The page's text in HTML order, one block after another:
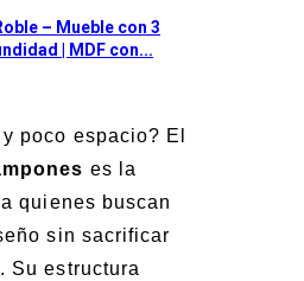
– Mueble con 3
| MDF con...
poco espacio? El
es la
quienes buscan
sin sacrificar
Su estructura